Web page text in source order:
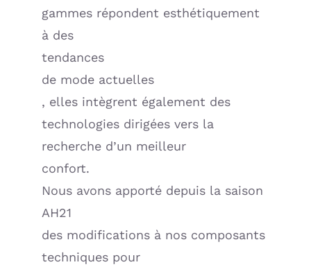
gammes répondent esthétiquement
à des
tendances
de mode actuelles
, elles intègrent également des
technologies dirigées vers la
recherche d’un meilleur
confort.
Nous avons apporté depuis la saison
AH21
des modifications à nos composants
techniques pour